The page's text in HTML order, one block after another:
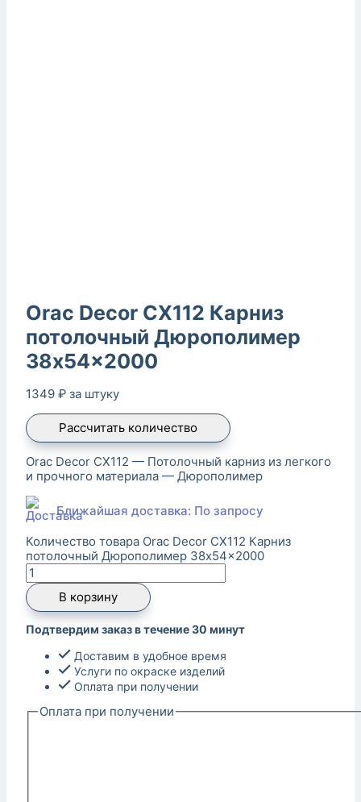
Orac Decor CX112 Карниз
потолочный Дюрополимер
38x54x2000
1349 ₽ за штуку
Рассчитать количество
Orac Decor CX112 — Потолочный карниз из легкого
и прочного материала — Дюрополимер
Ближайшая доставка: По запросу
Количество товара Orac Decor CX112 Карниз
потолочный Дюрополимер 38x54x2000
В корзину
Подтвердим заказ в течение 30 минут
Доставим в удобное время
Услуги по окраске изделий
Оплата при получении
Оплата при получении